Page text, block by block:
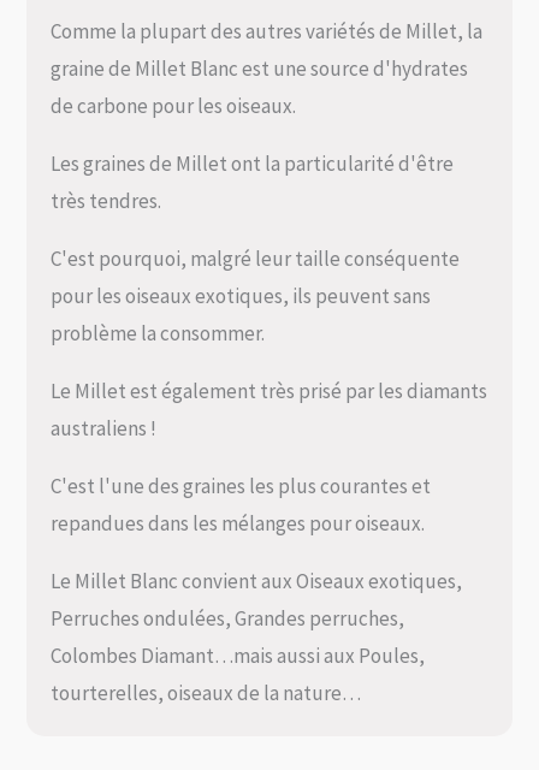
Comme la plupart des autres variétés de Millet, la
graine de Millet Blanc est une source d'hydrates
de carbone pour les oiseaux.
Les graines de Millet ont la particularité d'être
très tendres.
C'est pourquoi, malgré leur taille conséquente
pour les oiseaux exotiques, ils peuvent sans
problème la consommer.
Le Millet est également très prisé par les diamants
australiens !
C'est l'une des graines les plus courantes et
repandues dans les mélanges pour oiseaux.
Le Millet Blanc convient aux Oiseaux exotiques,
Perruches ondulées, Grandes perruches,
Colombes Diamant…mais aussi aux Poules,
tourterelles, oiseaux de la nature…